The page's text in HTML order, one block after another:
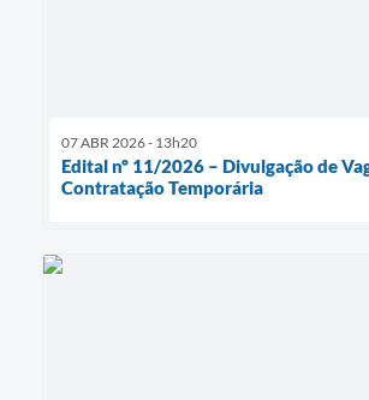
07 ABR 2026 - 13h20
Edital nº 11/2026 – Divulgação de
Contratação Temporária